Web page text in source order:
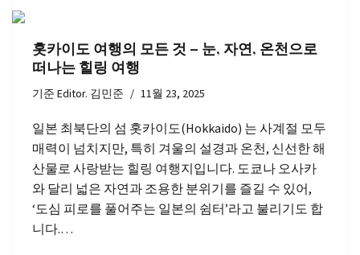
건
홋카이도 여행의 모든 것 – 눈, 자연, 온천으로
떠나는 힐링 여행
기준Editor. 김민준 11월 23, 2025
일본 최북단의 섬 홋카이도(Hokkaido) 는 사계절 모두
매력이 넘치지만, 특히 겨울의 설경과 온천, 신선한 해
산물로 사랑받는 힐링 여행지입니다. 도쿄나 오사카
와 달리 넓은 자연과 조용한 분위기를 즐길 수 있어,
‘도심 피로를 풀어주는 일본의 쉼터’라고 불리기도 합
니다.…